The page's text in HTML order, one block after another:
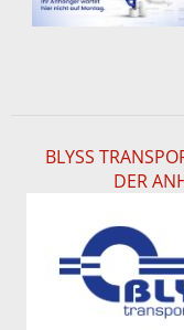
BLYSS
DER